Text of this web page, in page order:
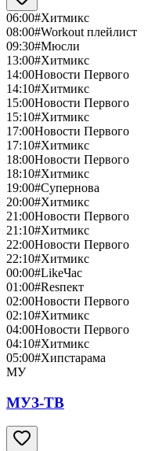
06:00#Хитмикс
08:00#Workout плейлист
09:30#Мюсли
13:00#Хитмикс
14:00Новости Первого
14:10#Хитмикс
15:00Новости Первого
15:10#Хитмикс
17:00Новости Первого
17:10#Хитмикс
18:00Новости Первого
18:10#Хитмикс
19:00#Супернова
20:00#Хитмикс
21:00Новости Первого
21:10#Хитмикс
22:00Новости Первого
22:10#Хитмикс
00:00#LikeЧас
01:00#Resпект
02:00Новости Первого
02:10#Хитмикс
04:00Новости Первого
04:10#Хитмикс
05:00#Хипстарама
МУ
МУЗ-ТВ